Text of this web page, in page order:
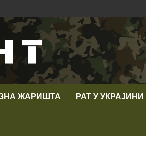
ЖАРИШТА РАТ У УКРАЈИНИ